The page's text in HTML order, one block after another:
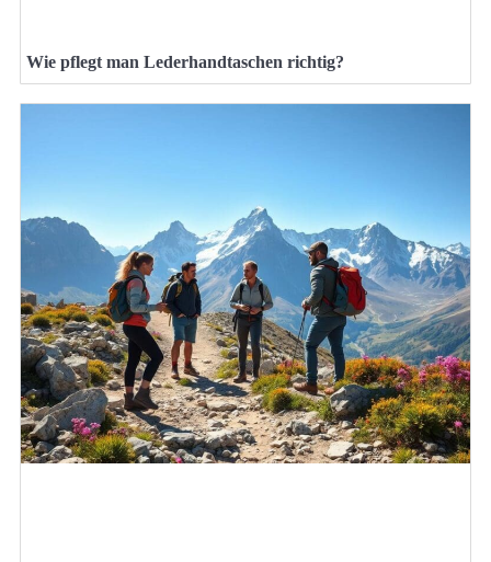
Wie pflegt man Lederhandtaschen richtig?